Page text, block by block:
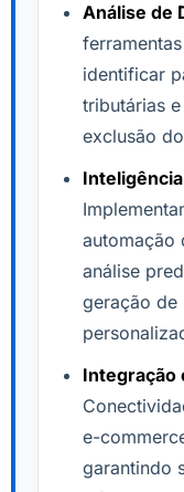
Análise de
identificar
tributárias
exclusão
automação
análise
geração de
Integração
e-
garantindo